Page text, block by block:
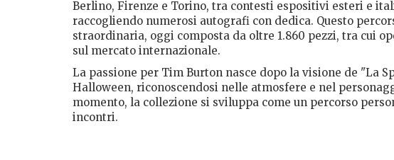
Berlino, Firenze e Torino, tra contesti espositivi esteri e
raccogliendo numerosi autografi con dedica. Questo
straordinaria, oggi composta da oltre 1.860 pezzi, tra cui
sul mercato internazionale.
La passione per Tim Burton nasce dopo la visione de "La
Halloween, riconoscendosi nelle atmosfere e nel
momento, la collezione si sviluppa come un percorso
incontri.